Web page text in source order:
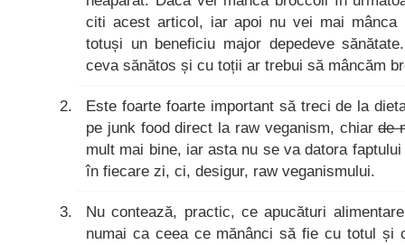
citi acest articol, iar apoi nu vei mai mânca
totuși un beneficiu major depedeve
ceva sănătos și cu toții ar trebui să mâncăm
Este foarte foarte important să treci de la
pe junk food direct la raw veganism, chiarde
mult mai bine, iar asta nu se va datora
în fiecare zi, ci, desigur, raw veganismului.
Nu contează, practic, ce apucături
numai ca ceea ce mănânci să fie cu totul și